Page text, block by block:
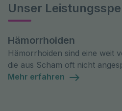
Unser
Hämorrhoiden
Hämorrhoiden sind eine weit
die aus Scham oft nicht
Mehr erfahren